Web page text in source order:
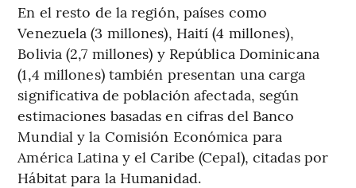
En el resto de la región, países como
Venezuela (3 millones), Haití (4 millones),
Bolivia (2,7 millones) y República Dominicana
(1,4 millones) también presentan una carga
significativa de población afectada, según
estimaciones basadas en cifras del Banco
Mundial y la Comisión Económica para
América Latina y el Caribe (Cepal), citadas por
Hábitat para la Humanidad.